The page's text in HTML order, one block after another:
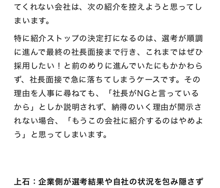
てくれない会社は、次の紹介を控えようと思ってし
まいます。
特に紹介ストップの決定打になるのは、選考が順調
に進んで最終の社長面接まで行き、これまではぜひ
採用したい！と前のめりに進んでいたにもかかわら
ず、社長面接で急に落ちてしまうケースです。その
理由を人事に尋ねても、「社長がNGと言っている
から」としか説明されず、納得のいく理由が開示さ
れない場合、「もうこの会社に紹介するのはやめよ
う」と思ってしまいます。
上石：企業側が選考結果や自社の状況を包み隠さず